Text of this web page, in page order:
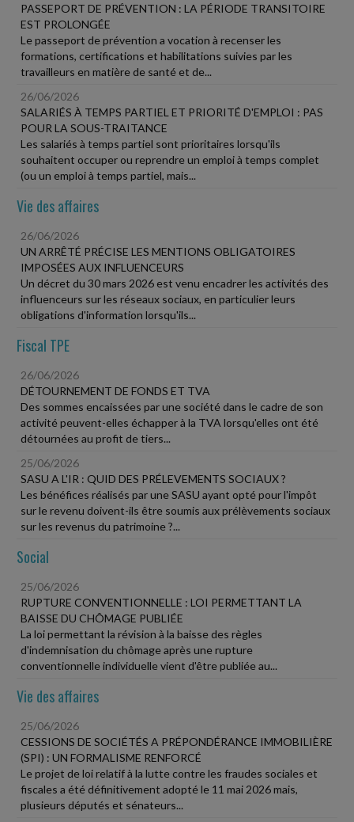
PASSEPORT DE PRÉVENTION : LA PÉRIODE TRANSITOIRE
EST PROLONGÉE
Le passeport de prévention a vocation à recenser les
formations, certifications et habilitations suivies par les
travailleurs en matière de santé et de...
26/06/2026
SALARIÉS À TEMPS PARTIEL ET PRIORITÉ D'EMPLOI : PAS
POUR LA SOUS-TRAITANCE
Les salariés à temps partiel sont prioritaires lorsqu'ils
souhaitent occuper ou reprendre un emploi à temps complet
(ou un emploi à temps partiel, mais...
Vie des affaires
26/06/2026
UN ARRÊTÉ PRÉCISE LES MENTIONS OBLIGATOIRES
IMPOSÉES AUX INFLUENCEURS
Un décret du 30 mars 2026 est venu encadrer les activités des
influenceurs sur les réseaux sociaux, en particulier leurs
obligations d'information lorsqu'ils...
Fiscal TPE
26/06/2026
DÉTOURNEMENT DE FONDS ET TVA
Des sommes encaissées par une société dans le cadre de son
activité peuvent-elles échapper à la TVA lorsqu'elles ont été
détournées au profit de tiers...
25/06/2026
SASU A L'IR : QUID DES PRÉLEVEMENTS SOCIAUX ?
Les bénéfices réalisés par une SASU ayant opté pour l'impôt
sur le revenu doivent-ils être soumis aux prélèvements sociaux
sur les revenus du patrimoine ?...
Social
25/06/2026
RUPTURE CONVENTIONNELLE : LOI PERMETTANT LA
BAISSE DU CHÔMAGE PUBLIÉE
La loi permettant la révision à la baisse des règles
d'indemnisation du chômage après une rupture
conventionnelle individuelle vient d'être publiée au...
Vie des affaires
25/06/2026
CESSIONS DE SOCIÉTÉS A PRÉPONDÉRANCE IMMOBILIÈRE
(SPI) : UN FORMALISME RENFORCÉ
Le projet de loi relatif à la lutte contre les fraudes sociales et
fiscales a été définitivement adopté le 11 mai 2026 mais,
plusieurs députés et sénateurs...